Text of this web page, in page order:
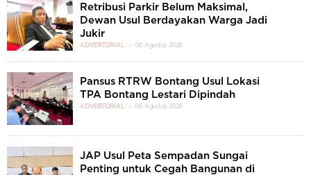
Retribusi Parkir Belum Maksimal,
Dewan Usul Berdayakan Warga Jadi
Jukir
ADVERTORIAL 06 Agustus 2026
Pansus RTRW Bontang Usul Lokasi
TPA Bontang Lestari Dipindah
ADVERTORIAL 06 Agustus 2026
JAP Usul Peta Sempadan Sungai
Penting untuk Cegah Bangunan di